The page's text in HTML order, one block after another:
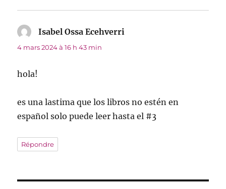
Isabel Ossa Ecehverri
4 mars 2024 à 16 h 43 min
hola!
es una lastima que los libros no estén en
español solo puede leer hasta el #3
Répondre